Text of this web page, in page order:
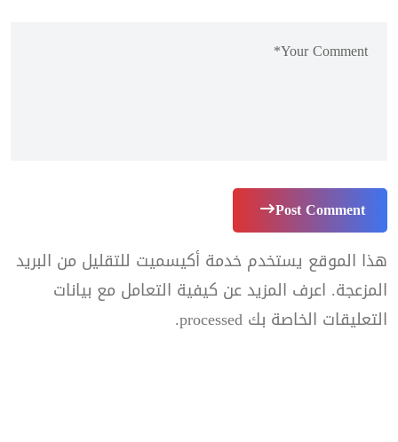
Post Comment
هذا الموقع يستخدم خدمة أكيسميت للتقليل من البريد
المزعجة. اعرف المزيد عن كيفية التعامل مع بيانات
التعليقات الخاصة بك processed
.